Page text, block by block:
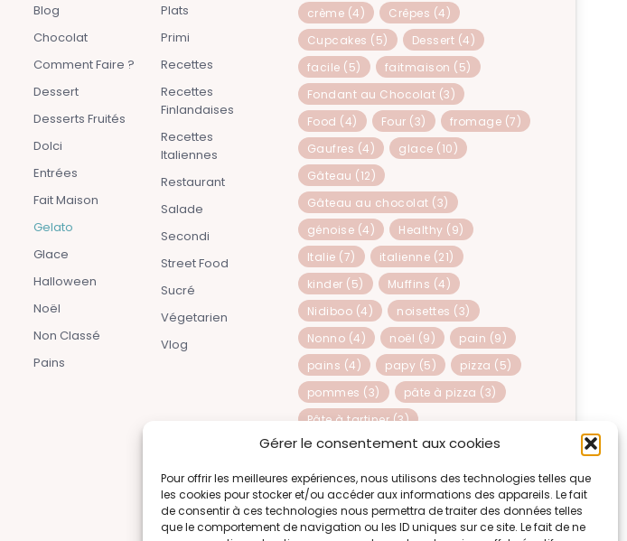
Gérer le consentement aux cookies
Pour offrir les meilleures expériences, nous utilisons des technologies telles que
les cookies pour stocker et/ou accéder aux informations des appareils. Le fait
de consentir à ces technologies nous permettra de traiter des données telles
que le comportement de navigation ou les ID uniques sur ce site. Le fait de ne
Blog
Chocolat
Comment Faire ?
Dessert
Desserts Fruités
Dolci
Entrées
Fait Maison
Gelato
Glace
Halloween
Noël
Non Classé
Pains
Plats
Primi
Recettes
Recettes
Finlandaises
Recettes
Italiennes
Restaurant
Salade
Secondi
Street Food
Sucré
Végetarien
Vlog
crème (4) Crêpes (4)
Cupcakes (5) Dessert (4)
facile (5) faitmaison (5)
Fondant au Chocolat (3)
Food (4) Four (3) fromage (7)
Gaufres (4) glace (10)
Gâteau (12)
Gâteau au chocolat (3)
génoise (4) Healthy (9)
Italie (7) italienne (21)
kinder (5) Muffins (4)
Nidiboo (4) noisettes (3)
Nonno (4) noël (9) pain (9)
pains (4) papy (5) pizza (5)
pommes (3) pâte à pizza (3)
Pâte à tartiner(3)
pépites de chocolat(5)
recette(6)
Recettes Italiennes(22) sucre(3)
sucré(3) Tiramisu(6)